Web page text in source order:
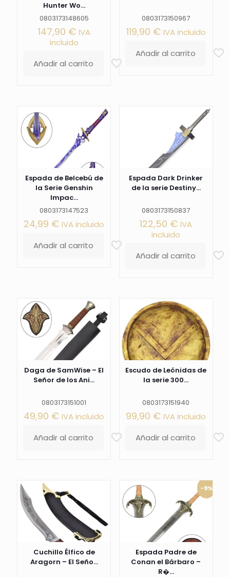
Hunter Wo...
0803173148605
147,90 € IVA
incluido
Añadir al carrito
0803173150967
119,90 € IVA incluido
Añadir al carrito
Espada de Belcebú de
la Serie Genshin
Impac...
0803173147523
24,99 € IVA incluido
Añadir al carrito
Espada Dark Drinker
de la serie Destiny...
0803173150837
122,50 € IVA
incluido
Añadir al carrito
Daga de SamWise – El
Señor de los Ani...
0803173151001
49,90 € IVA incluido
Añadir al carrito
Escudo de Leónidas de
la serie 300...
0803173151940
99,90 € IVA incluido
Añadir al carrito
Cuchillo Élfico de
Aragorn – El Seño...
-9%
Espada Padre de
Conan el Bárbaro –
R�...